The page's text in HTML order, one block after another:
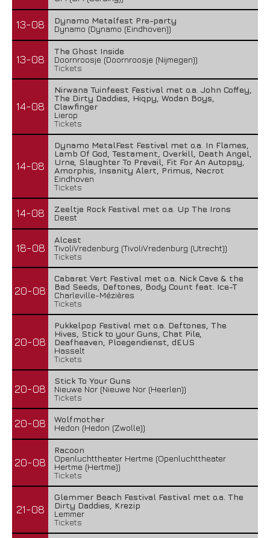
13-08
Dynamo Metalfest Pre-party
Dynamo (Dynamo (Eindhoven))
13-08
The Ghost Inside
Doornroosje (Doornroosje (Nijmegen))
Tickets
14-08
Nirwana Tuinfeest Festival met o.a. John Coffey,
The Dirty Daddies, Hiqpy, Wodan Boys,
Clawfinger
Lierop
Tickets
14-08
Dynamo MetalFest Festival met o.a. In Flames,
Lamb Of God, Testament, Overkill, Death Angel,
Urne, Slaughter To Prevail, Fit For An Autopsy,
Amorphis, Insanity Alert, Primus, Necrot
Eindhoven
Tickets
14-08
Zeeltje Rock Festival met o.a. Up The Irons
Deest
18-08
Alcest
TivoliVredenburg (TivoliVredenburg (Utrecht))
Tickets
20-08
Cabaret Vert Festival met o.a. Nick Cave & the
Bad Seeds, Deftones, Body Count feat. Ice-T
Charleville-Mézières
Tickets
20-08
Pukkelpop Festival met o.a. Deftones, The
Hives, Stick to your Guns, Chat Pile,
Deafheaven, Ploegendienst, dEUS
Hasselt
Tickets
20-08
Stick To Your Guns
Nieuwe Nor (Nieuwe Nor (Heerlen))
Tickets
20-08
Wolfmother
Hedon (Hedon (Zwolle))
20-08
Racoon
Openluchttheater Hertme (Openluchttheater
Hertme (Hertme))
Tickets
21-08
Glemmer Beach Festival Festival met o.a. The
Dirty Daddies, Krezip
Lemmer
Tickets